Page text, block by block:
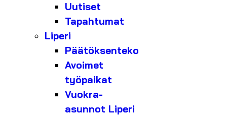
Uutiset
Tapahtumat
Liperi
Päätöksenteko
Avoimet
työpaikat
Vuokra-
asunnot Liperi